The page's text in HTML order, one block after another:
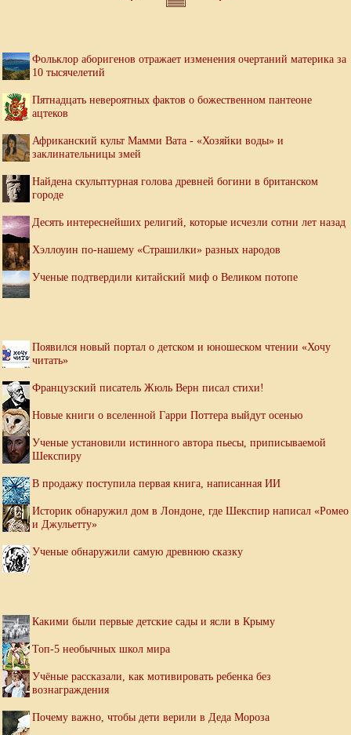
Фольклор аборигенов отражает изменения очертаний материка за
10 тысячелетий
Пятнадцать невероятных фактов о божественном пантеоне
ацтеков
Африканский культ Мамми Вата - «Хозяйки воды» и
заклинательницы змей
Найдена скульптурная голова древней богини в британском
городе
Десять интереснейших религий, которые исчезли сотни лет назад
Хэллоуин по-нашему «Страшилки» разных народов
Ученые подтвердили китайский миф о Великом потопе
Появился новый портал о детском и юношеском чтении «Хочу
читать»
Французский писатель Жюль Верн писал стихи!
Новые книги о вселенной Гарри Поттера выйдут осенью
Ученые установили истинного автора пьесы, приписываемой
Шекспиру
В продажу поступила первая книга, написанная ИИ
Историк обнаружил дом в Лондоне, где Шекспир написал «Ромео
и Джульетту»
Ученые обнаружили самую древнюю сказку
Какими были первые детские сады и ясли в Крыму
Топ-5 необычных школ мира
Учёные рассказали, как мотивировать ребенка без
вознаграждения
Почему важно, чтобы дети верили в Деда Мороза